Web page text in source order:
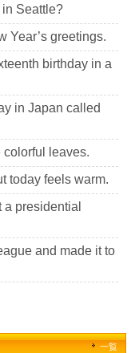
Seattle?
Year’s greetings.
birthday in a
in Japan called
colorful leaves.
today feels warm.
presidential
and made it to
一覧